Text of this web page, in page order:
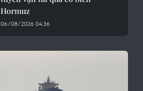
Hormuz
06/08/2026 04:36